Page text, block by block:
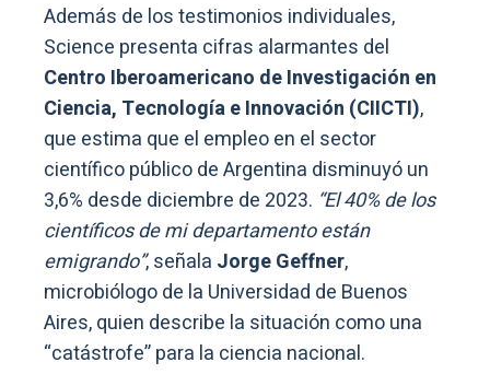
Además de los testimonios individuales,
Science presenta cifras alarmantes del
Centro Iberoamericano de Investigación en
Ciencia, Tecnología e Innovación (CIICTI),
que estima que el empleo en el sector
científico público de Argentina disminuyó un
3,6% desde diciembre de 2023. “El 40% de los
científicos de mi departamento están
emigrando”, señala Jorge Geffner,
microbiólogo de la Universidad de Buenos
Aires, quien describe la situación como una
“catástrofe” para la ciencia nacional.